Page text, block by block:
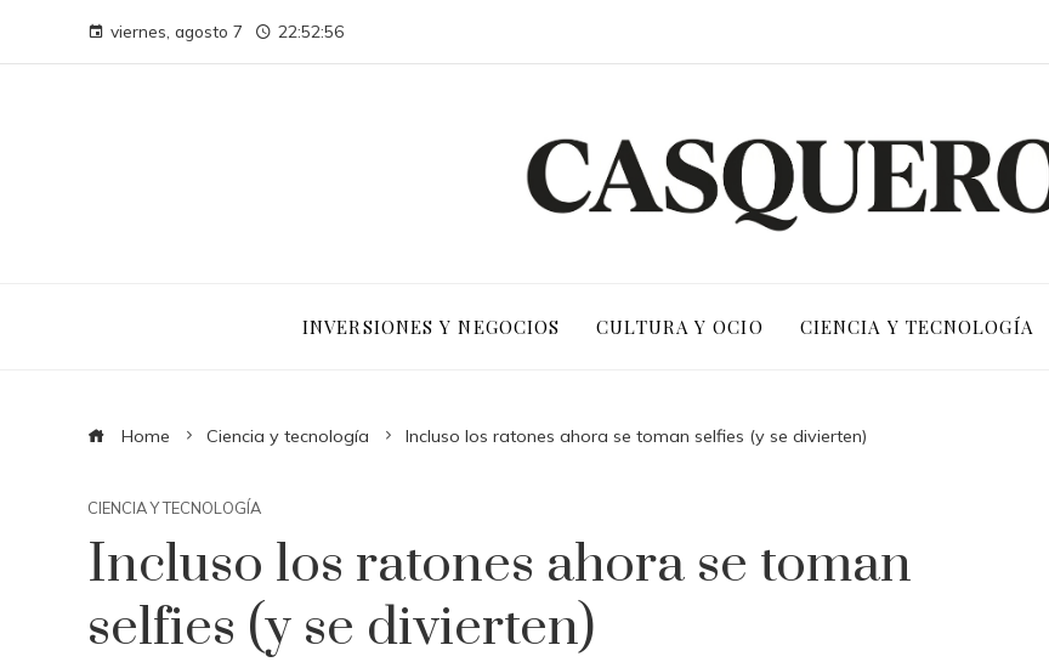
viernes, agosto 7 22:52:57
INVERSIONES Y NEGOCIOS CULTURA Y OCIO CIENCIA Y TECNOLOGÍA
Home Ciencia y tecnología Incluso los ratones ahora se toman selfies (y se divierten)
CIENCIA Y TECNOLOGÍA
Incluso los ratones ahora se toman
selfies (y se divierten)